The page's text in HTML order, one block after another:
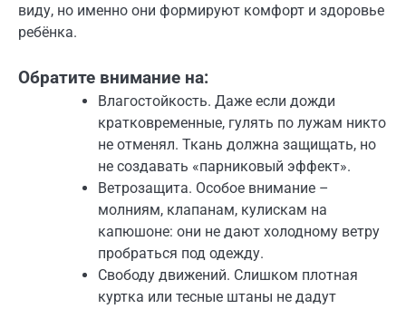
виду, но именно они формируют комфорт и здоровье
ребёнка.
Обратите внимание на:
Влагостойкость. Даже если дожди
кратковременные, гулять по лужам никто
не отменял. Ткань должна защищать, но
не создавать «парниковый эффект».
Ветрозащита. Особое внимание –
молниям, клапанам, кулискам на
капюшоне: они не дают холодному ветру
пробраться под одежду.
Свободу движений. Слишком плотная
куртка или тесные штаны не дадут